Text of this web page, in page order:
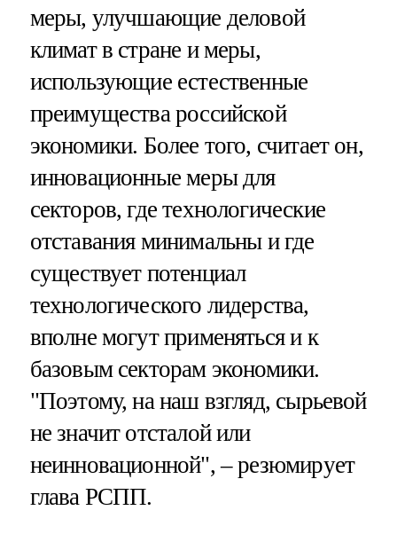
меры, улучшающие деловой
климат в стране и меры,
использующие естественные
преимущества российской
экономики. Более того, считает он,
инновационные меры для
секторов, где технологические
отставания минимальны и где
существует потенциал
технологического лидерства,
вполне могут применяться и к
базовым секторам экономики.
"Поэтому, на наш взгляд, сырьевой
не значит отсталой или
неинновационной", – резюмирует
глава РСПП.